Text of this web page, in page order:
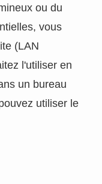
ou du
vous
(LAN
l'utiliser en
un bureau
utiliser le